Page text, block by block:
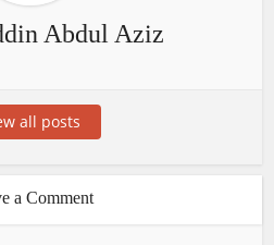
Abdul Aziz
all posts
a Comment